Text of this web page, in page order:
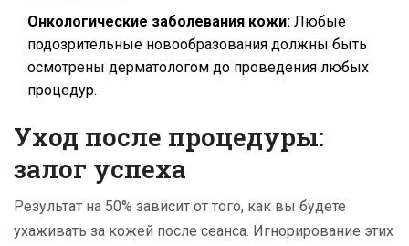
Онкологические заболевания кожи: Любые
подозрительные новообразования должны быть
осмотрены дерматологом до проведения любых
процедур.
Уход после процедуры:
залог успеха
Результат на 50% зависит от того, как вы будете
ухаживать за кожей после сеанса. Игнорирование этих